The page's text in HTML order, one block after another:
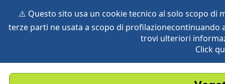
⚠️ Questo sito usa un cookie tecnico al solo scopo di
terze parti ne usata a scopo di
trovi ulteriori
Click
vegetation global db